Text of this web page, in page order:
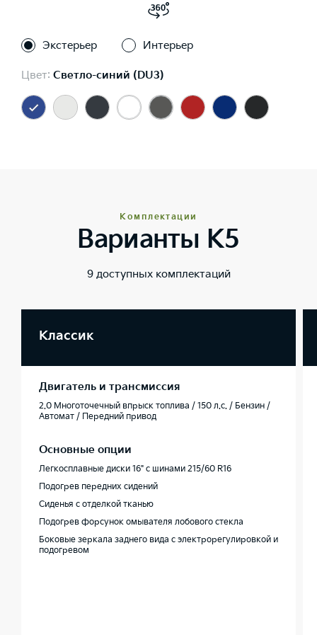
Экстерьер Интерьер
Цвет: Светло-синий (DU3)
Комплектации
Варианты K5
9 доступных комплектаций
Классик
Двигатель и трансмиссия
2.0 Многоточечный впрыск топлива / 150 л.с. / Бензин /
Автомат / Передний привод
Основные опции
Легкосплавные диски 16" с шинами 215/60 R16
Подогрев передних сидений
Сиденья с отделкой тканью
Подогрев форсунок омывателя лобового стекла
Боковые зеркала заднего вида с электрорегулировкой и
подогревом